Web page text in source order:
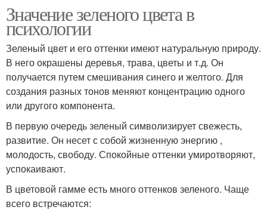
Значение зеленого цвета в
психологии
Зеленый цвет и его оттенки имеют натуральную природу.
В него окрашены деревья, трава, цветы и т.д. Он
получается путем смешивания синего и желтого. Для
создания разных тонов меняют концентрацию одного
или другого компонента.
В первую очередь зеленый символизирует свежесть,
развитие. Он несет с собой жизненную энергию ,
молодость, свободу. Спокойные оттенки умиротворяют,
успокаивают.
В цветовой гамме есть много оттенков зеленого. Чаще
всего встречаются: